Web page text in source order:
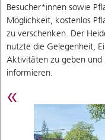
Besucher*innen sowie
Möglichkeit, kostenlos
zu verschenken. Der
nutzte die Gelegenheit,
Aktivitäten zu geben und
informieren.